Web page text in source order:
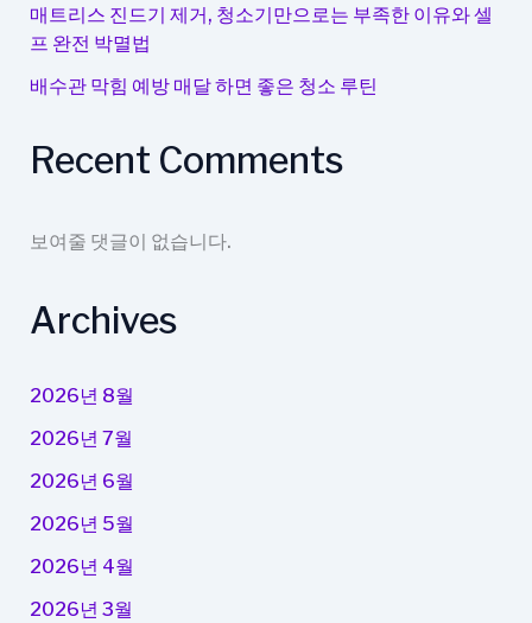
매트리스 진드기 제거, 청소기만으로는 부족한 이유와 셀
프 완전 박멸법
배수관 막힘 예방 매달 하면 좋은 청소 루틴
Recent Comments
보여줄 댓글이 없습니다.
Archives
2026년 8월
2026년 7월
2026년 6월
2026년 5월
2026년 4월
2026년 3월